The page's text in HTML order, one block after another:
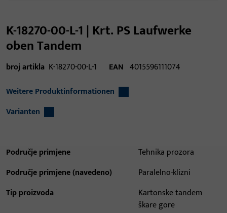
K-18270-00-L-1 | Krt. PS Laufwerke
oben Tandem
broj artikla K-18270-00-L-1 EAN 4015596111074
Weitere Produktinformationen
Varianten
Područje primjene
Tehnika prozora
Područje primjene (navedeno)
Paralelno-klizni
Tip proizvoda
Kartonske tandem
škare gore